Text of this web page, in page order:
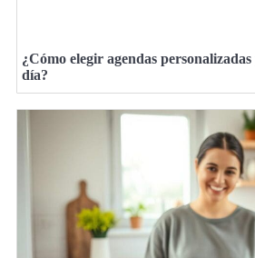
¿Cómo elegir agendas
día?